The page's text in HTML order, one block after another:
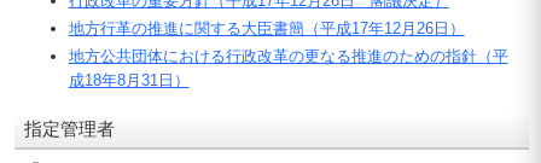
地方行革の推進に関する大臣書簡（平成17年12月26日）
地方公共団体における行政改革の更なる推進のための指針（平
成18年8月31日）
指定管理者